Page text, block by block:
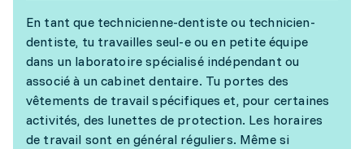
En tant que technicienne-dentiste ou technicien-
dentiste, tu travailles seul-e ou en petite équipe
dans un laboratoire spécialisé indépendant ou
associé à un cabinet dentaire. Tu portes des
vêtements de travail spécifiques et, pour certaines
activités, des lunettes de protection. Les horaires
de travail sont en général réguliers. Même si